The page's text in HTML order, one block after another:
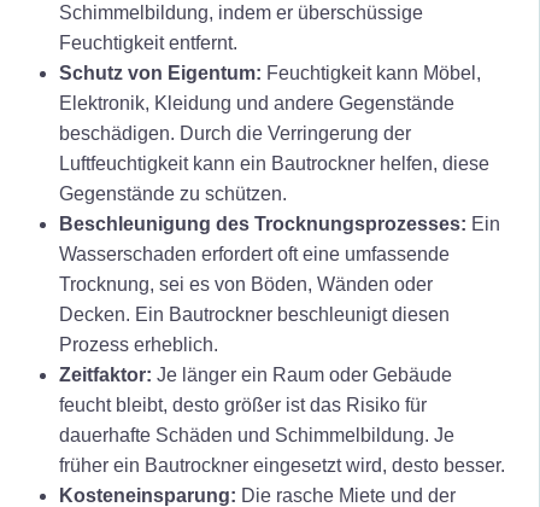
Schimmelbildung, indem er überschüssige
Feuchtigkeit entfernt.
Schutz von Eigentum: Feuchtigkeit kann Möbel,
Elektronik, Kleidung und andere Gegenstände
beschädigen. Durch die Verringerung der
Luftfeuchtigkeit kann ein Bautrockner helfen, diese
Gegenstände zu schützen.
Beschleunigung des Trocknungsprozesses: Ein
Wasserschaden erfordert oft eine umfassende
Trocknung, sei es von Böden, Wänden oder
Decken. Ein Bautrockner beschleunigt diesen
Prozess erheblich.
Zeitfaktor: Je länger ein Raum oder Gebäude
feucht bleibt, desto größer ist das Risiko für
dauerhafte Schäden und Schimmelbildung. Je
früher ein Bautrockner eingesetzt wird, desto besser.
Kosteneinsparung: Die rasche Miete und der